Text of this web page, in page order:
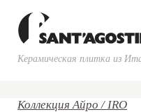
Керамическая плитка из
Коллекция Айро / IRO